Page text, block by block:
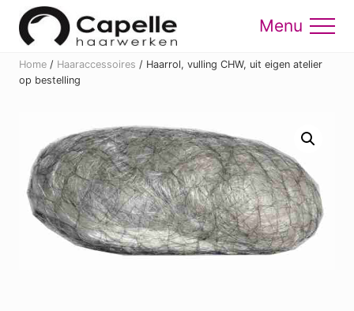
Menu
Skip
content
Skip
Menu
Home / Haaraccessoires / Haarrol, vulling CHW, uit eigen atelier
op bestelling